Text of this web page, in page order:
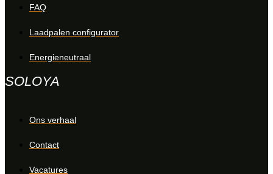
FAQ
Laadpalen configurator
Energieneutraal
SOLOYA
Ons verhaal
Contact
Vacatures